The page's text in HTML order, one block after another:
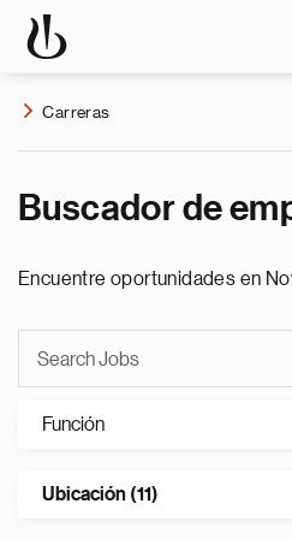
Carreras
Buscador de
Encuentre oportunidades en
Función
Ubicación (11)